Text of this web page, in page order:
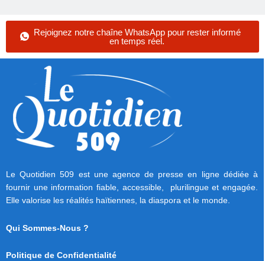
Rejoignez notre chaîne WhatsApp pour rester informé
en temps réel.
Le Quotidien 509 est une agence de presse en ligne dédiée à
fournir une information fiable, accessible, plurilingue et engagée.
Elle valorise les réalités haïtiennes, la diaspora et le monde.
Qui Sommes-Nous ?
Politique de Confidentialité